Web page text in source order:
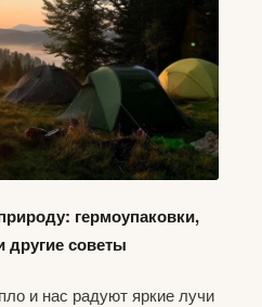
гермоупаковки,
другие советы
и нас радуют яркие лучи